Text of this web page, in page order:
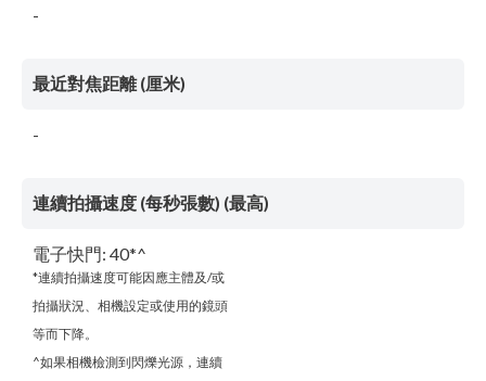
-
最近對焦距離 (厘米)
-
連續拍攝速度 (每秒張數) (最高)
電子快門: 40*^
*連續拍攝速度可能因應主體及/或
拍攝狀況、相機設定或使用的鏡頭
等而下降。
^如果相機檢測到閃爍光源，連續